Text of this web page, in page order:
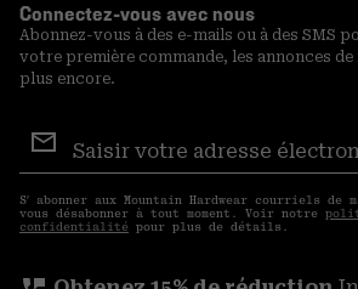
Connectez-vous avec nous
Abonnez-vous à des e-mails ou à des SMS
votre première commande, les annonces
plus encore.
aux
courriels
S′ abonner aux Mountain Hardwear courriels de
vous désabonner à tout moment. Voir notre
confidentialité pour plus de détails.